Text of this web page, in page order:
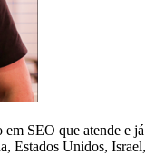
SEO que atende e já
Estados Unidos, Israel,